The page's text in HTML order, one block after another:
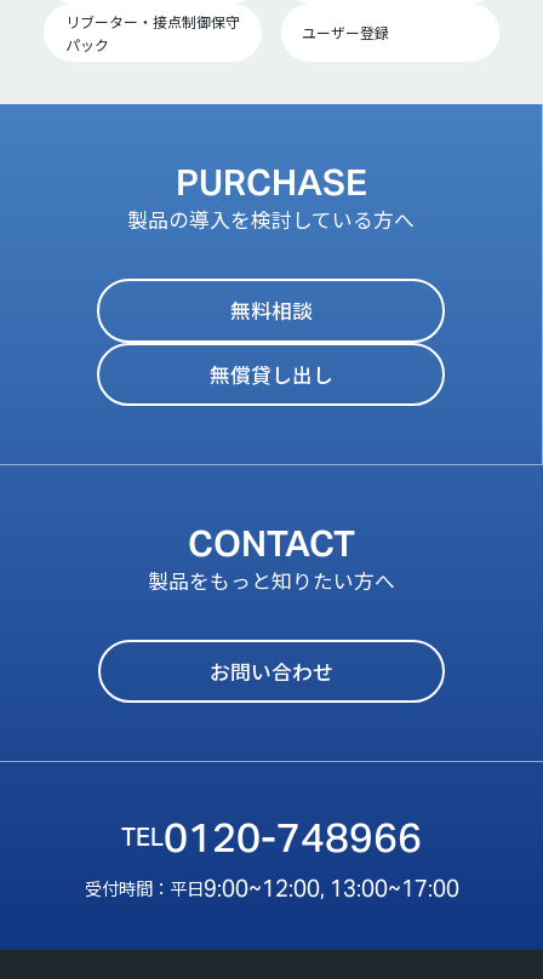
リブーター・接点制御保守
パック
ユーザー登録
PURCHASE
製品の導入を検討している方へ
無料相談
無償貸し出し
CONTACT
製品をもっと知りたい方へ
お問い合わせ
0120-748966
受付時間：平日9:00~12:00, 13:00~17:00